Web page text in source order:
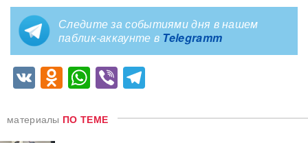
Следите за событиями дня в нашем
паблик-аккаунте в Telegramm
VKOdnoklassniki
WhatsApp
Viber
материалы ПО ТЕМЕ